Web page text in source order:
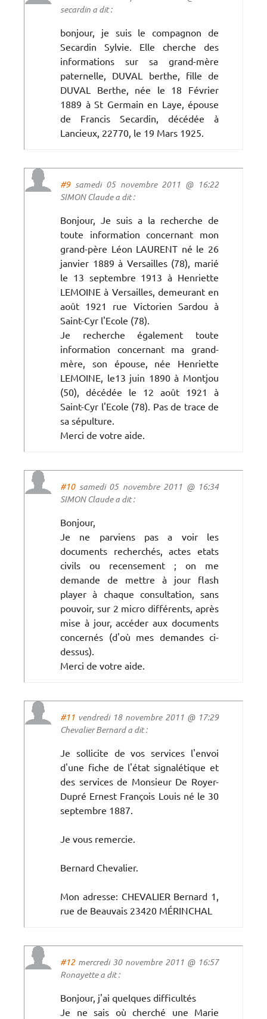
secardin a dit :
bonjour, je suis le compagnon de
Secardin Sylvie. Elle cherche des
informations sur sa grand-mère
paternelle, DUVAL berthe, fille de
DUVAL Berthe, née le 18 Février
1889 à St Germain en Laye, épouse
de Francis Secardin, décédée à
Lancieux, 22770, le 19 Mars 1925.
#9samedi 05 novembre 2011 @ 16:22
SIMON Claude a dit :
Bonjour, Je suis a la recherche de
toute information concernant mon
grand-père Léon LAURENT né le 26
janvier 1889 à Versailles (78), marié
le 13 septembre 1913 à Henriette
LEMOINE à Versailles, demeurant en
août 1921 rue Victorien Sardou à
Saint-Cyr l'Ecole (78).
Je recherche également toute
information concernant ma grand-
mère, son épouse, née Henriette
LEMOINE, le13 juin 1890 à Montjou
(50), décédée le 12 août 1921 à
Saint-Cyr l'Ecole (78). Pas de trace de
sa sépulture.
Merci de votre aide.
#10samedi 05 novembre 2011 @ 16:34
SIMON Claude a dit :
Bonjour,
Je ne parviens pas a voir les
documents recherchés, actes etats
civils ou recensement ; on me
demande de mettre à jour flash
player à chaque consultation, sans
pouvoir, sur 2 micro différents, après
mise à jour, accéder aux documents
concernés (d'où mes demandes ci-
dessus).
Merci de votre aide.
#11 vendredi 18 novembre 2011 @ 17:29
Chevalier Bernard a dit :
Je sollicite de vos services l'envoi
d'une fiche de l'état signalétique et
des services de Monsieur De Royer-
Dupré Ernest François Louis né le 30
septembre 1887.
Je vous remercie.
Bernard Chevalier.
Mon adresse: CHEVALIER Bernard 1,
rue de Beauvais 23420 MÉRINCHAL
#12mercredi 30 novembre 2011 @ 16:57
Ronayette a dit :
Bonjour, j'ai quelques difficultés
Je ne sais où cherché une Marie